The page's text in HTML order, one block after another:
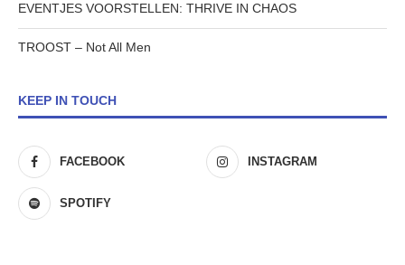
EVENTJES VOORSTELLEN: THRIVE IN CHAOS
TROOST – Not All Men
KEEP IN TOUCH
FACEBOOK INSTAGRAM
SPOTIFY